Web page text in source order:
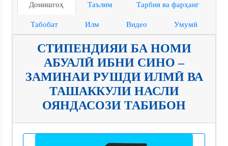
Донишгоҳ Таълим Тарбия ва фарҳанг
Табобат Илм Видео Умумӣ
СТИПЕНДИЯИ БА НОМИ
АБУАЛӢ ИБНИ СИНО –
ЗАМИНАИ РУШДИ ИЛМӢ ВА
ТАШАККУЛИ НАСЛИ
ОЯНДАСОЗИ ТАБИБОН